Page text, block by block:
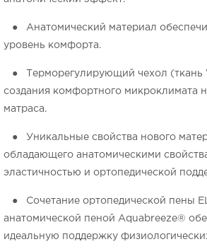
● Анатомический материал
уровень комфорта.
● Терморегулирующий чехол (ткань
создания комфортного микроклимата
матраса.
● Уникальные свойства нового
обладающего анатомическими
эластичностью и ортопедической
● Сочетание ортопедической пены
анатомической пеной Aquabreeze®
идеальную поддержку